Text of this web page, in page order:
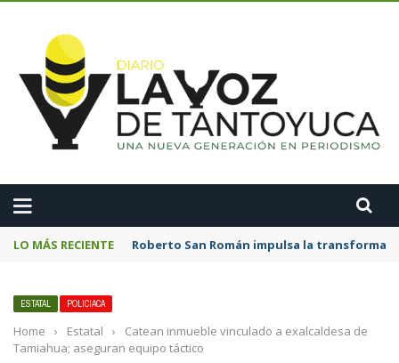
LO MÁS RECIENTE Roberto San Román impulsa la
ESTATAL POLICIACA
Home › Estatal ›
Catean inmueble vinculado a exalcaldesa de
Tamiahua; aseguran equipo táctico